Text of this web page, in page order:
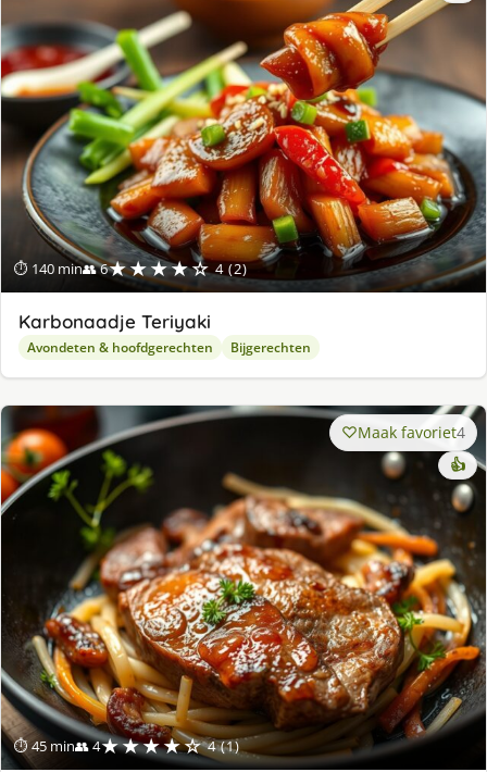
⏱ 140 min👥 6★★★★☆ 4 (2)
Karbonaadje Teriyaki
Avondeten & hoofdgerechten Bijgerechten
⏱ 45 min👥 4★★★★☆ 4 (1)
Maak favoriet4
👍